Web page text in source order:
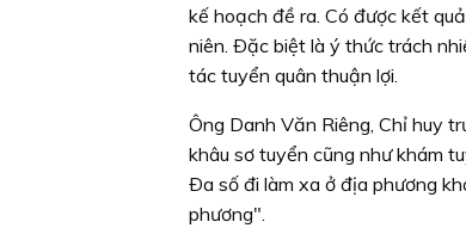
kế hoạch đề ra. Có được kết
niên. Ðặc biệt là ý thức trách
tác tuyển quân thuận lợi.
Ông Danh Văn Riêng, Chỉ huy
khâu sơ tuyển cũng như khám
Ða số đi làm xa ở địa phương
phương".